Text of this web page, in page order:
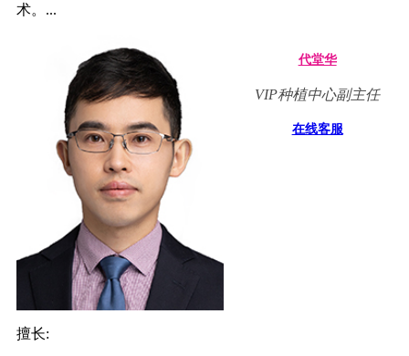
术。...
代堂华
VIP种植中心副主任
在线客服
擅长: